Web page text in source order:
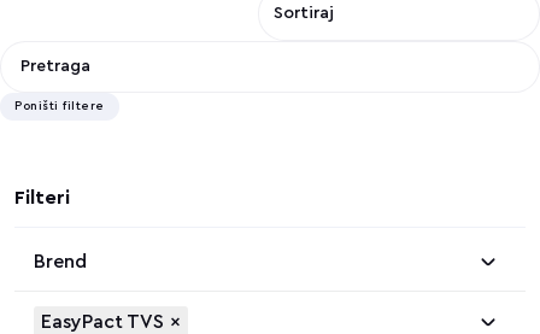
Poništi filtere
Filteri
Brend
EasyPact TVS ×